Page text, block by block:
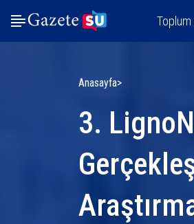
Toplum
Anasayfa
3.